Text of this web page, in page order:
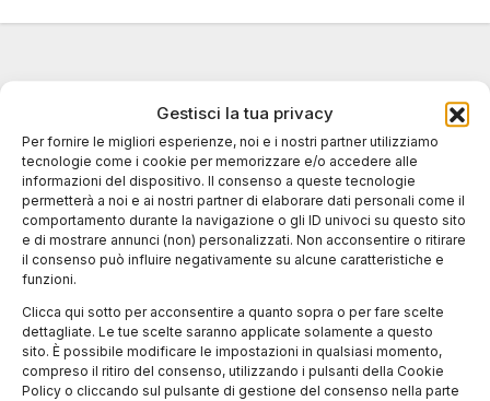
Gestisci la tua privacy
Per fornire le migliori esperienze, noi e i nostri partner utilizziamo
tecnologie come i cookie per memorizzare e/o accedere alle
informazioni del dispositivo. Il consenso a queste tecnologie
permetterà a noi e ai nostri partner di elaborare dati personali come il
comportamento durante la navigazione o gli ID univoci su questo sito
e di mostrare annunci (non) personalizzati. Non acconsentire o ritirare
il consenso può influire negativamente su alcune caratteristiche e
funzioni.
Clicca qui sotto per acconsentire a quanto sopra o per fare scelte
dettagliate. Le tue scelte saranno applicate solamente a questo
sito. È possibile modificare le impostazioni in qualsiasi momento,
compreso il ritiro del consenso, utilizzando i pulsanti della Cookie
Policy o cliccando sul pulsante di gestione del consenso nella parte